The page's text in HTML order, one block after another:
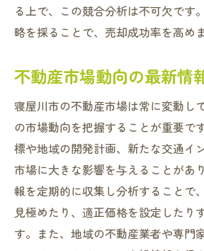
る上で、この競合分析は不可欠です
略を採ることで、売却成功率を高め
不動産市場動向の最新情
寝屋川市の不動産市場は常に変動し
の市場動向を把握することが重要で
標や地域の開発計画、新たな交通イ
市場に大きな影響を与えることがあ
報を定期的に収集し分析することで
見極めたり、適正価格を設定したり
す。また、地域の不動産業者や専門